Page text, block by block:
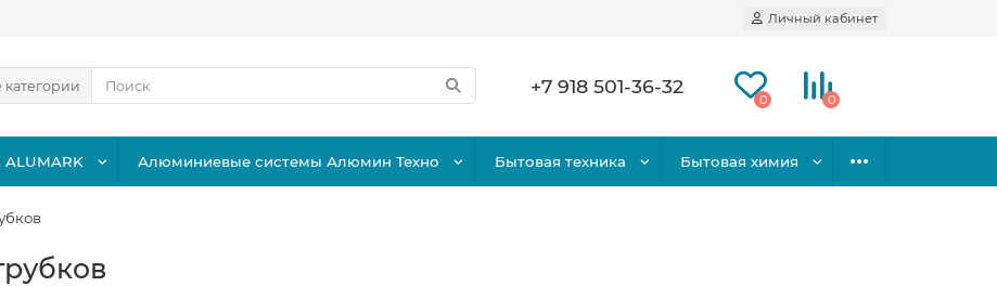
Личный кабинет
категории +7 918 501-36-32
0 0
Алюминиевые системы Алюмин Техно Бытовая техника Бытовая химия